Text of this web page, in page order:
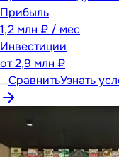
Прибыль
1,2 млн ₽ / мес
Инвестиции
от2,9 млн ₽
СравнитьУзнать